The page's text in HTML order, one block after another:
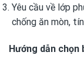
Yêu cầu về lớp
chống ăn mòn,
Hướng dẫn chọn